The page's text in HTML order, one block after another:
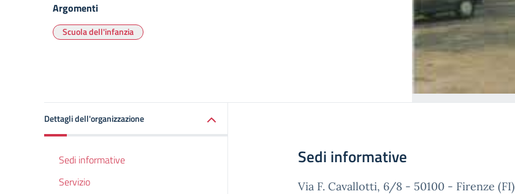
Argomenti
Scuola dell'infanzia
Dettagli dell'organizzazione
Sedi informative
Servizio
Sedi informative
Via F. Cavallotti, 6/8 - 50100 - Firenze (FI)